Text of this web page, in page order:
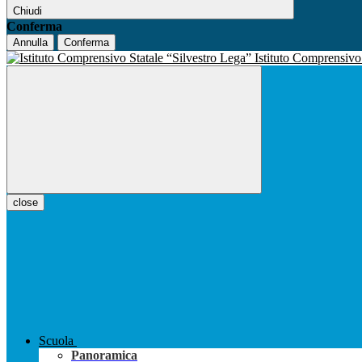
Chiudi
Conferma
Annulla Conferma
Istituto Comprensivo
close
Scuola
Panoramica